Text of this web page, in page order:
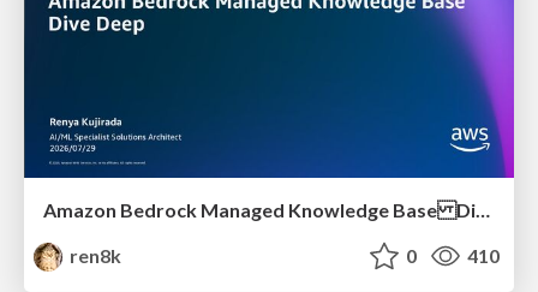
Amazon Bedrock Managed Knowledge Base Dive Deep
ren8k
0 410